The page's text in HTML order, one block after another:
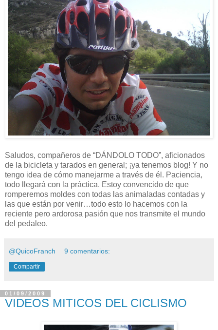
Saludos, compañeros de “DÁNDOLO TODO”, aficionados
de la bicicleta y tarados en general; ¡ya tenemos blog! Y no
tengo idea de cómo manejarme a través de él. Paciencia,
todo llegará con la práctica. Estoy convencido de que
romperemos moldes con todas las animaladas contadas y
las que están por venir…todo esto lo hacemos con la
reciente pero ardorosa pasión que nos transmite el mundo
del pedaleo.
@QuicoFranch 9 comentarios:
Compartir
01/09/2009
VIDEOS MITICOS DEL CICLISMO